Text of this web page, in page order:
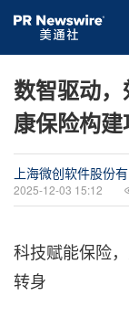
数智驱动
康保险构
上海微创软件股份
2025-12-03 15:12
科技赋能保险
转身